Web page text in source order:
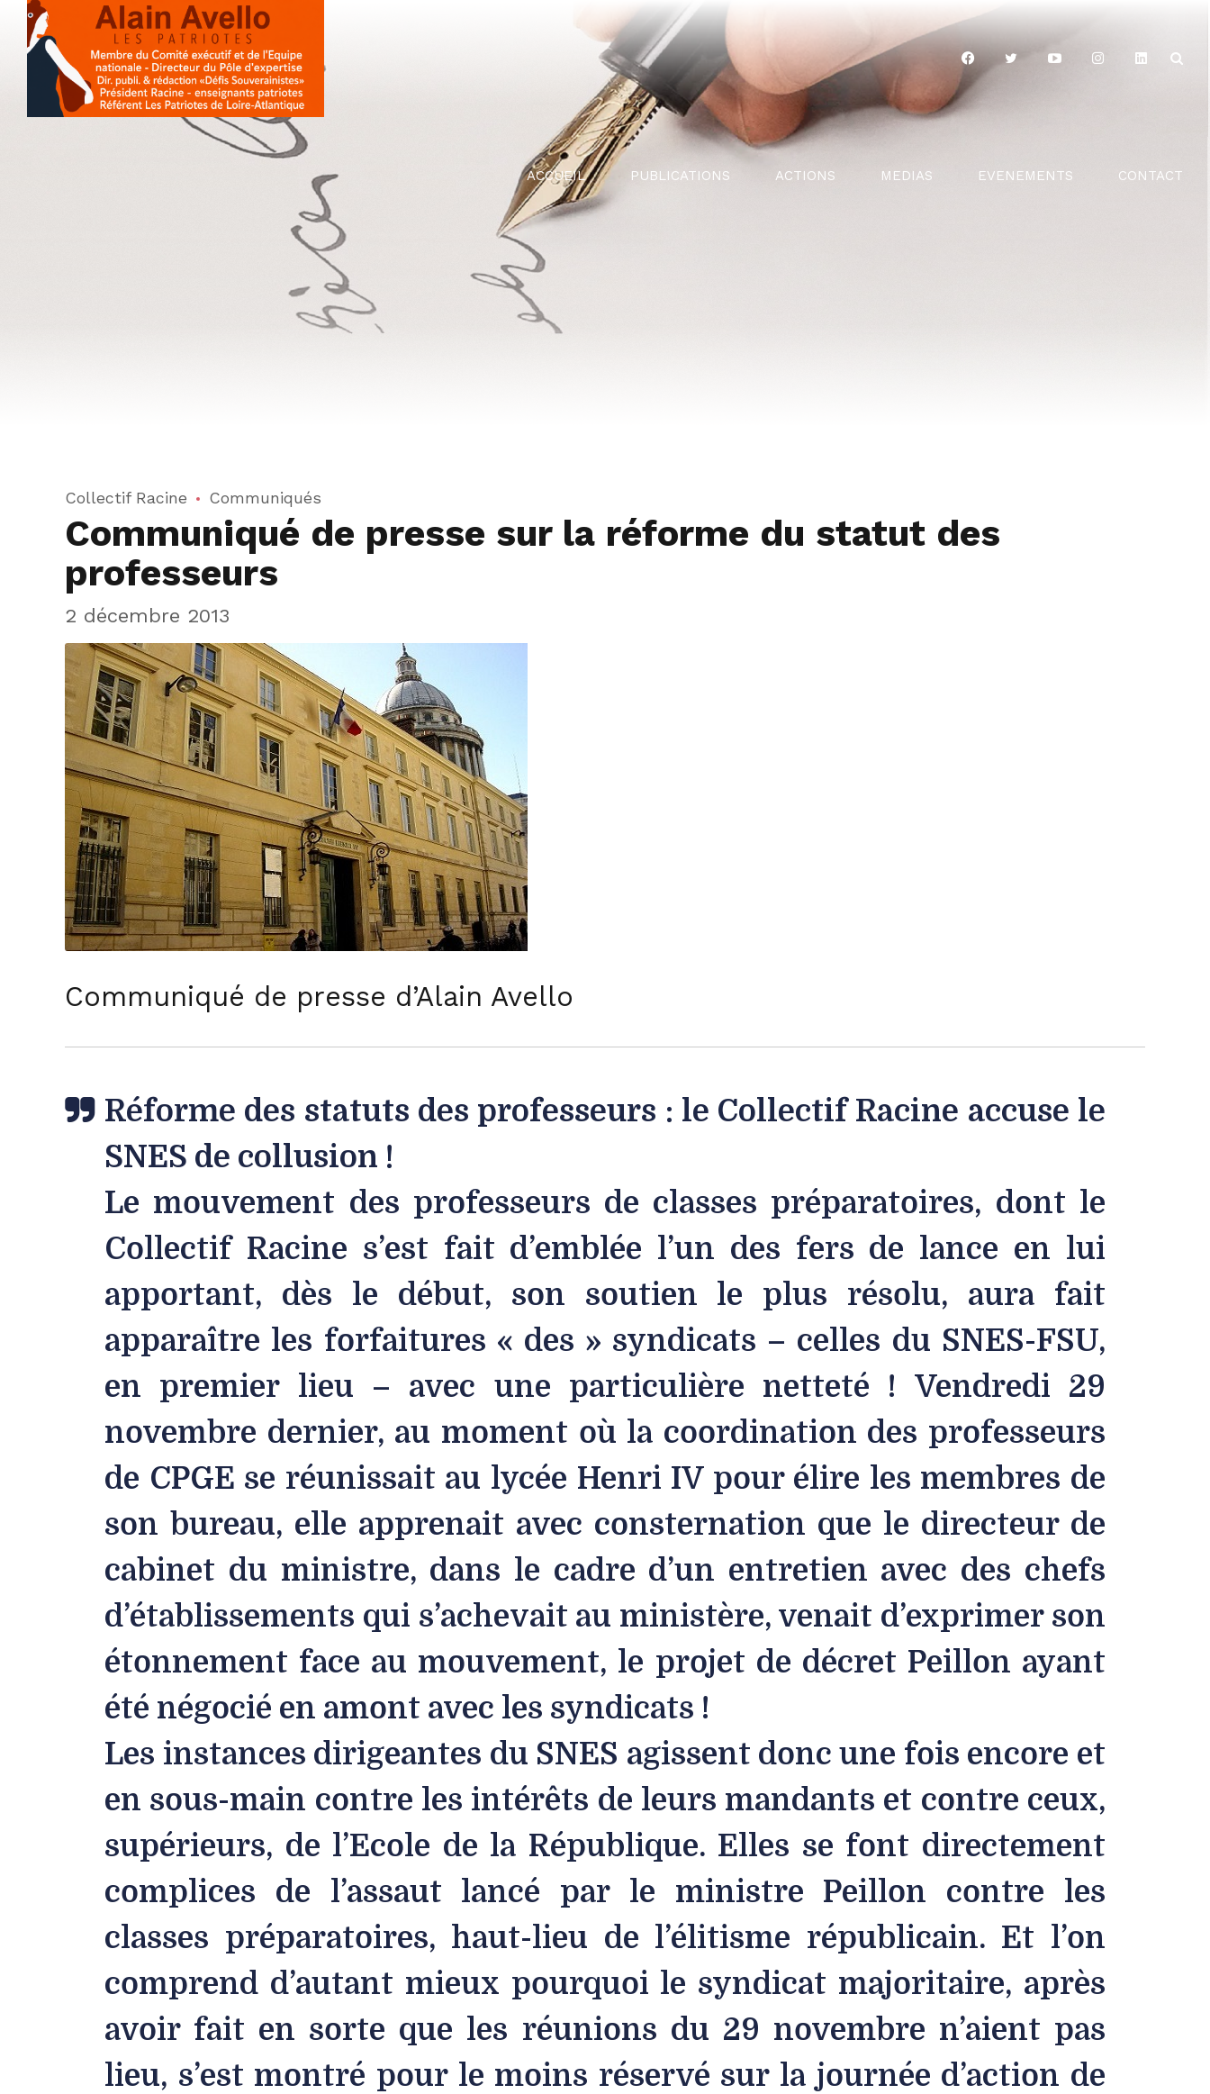
ACCUEIL PUBLICATIONS ACTIONS MEDIAS EVENEMENTS CONTACT
Collectif Racine Communiqués
Communiqué de presse sur la réforme du statut des
professeurs
2 décembre 2013
Communiqué de presse d’Alain Avello
Réforme des statuts des professeurs : le Collectif Racine accuse le
SNES de collusion !
Le mouvement des professeurs de classes préparatoires, dont le
Collectif Racine s’est fait d’emblée l’un des fers de lance en lui
apportant, dès le début, son soutien le plus résolu, aura fait
apparaître les forfaitures « des » syndicats – celles du SNES-FSU,
en premier lieu – avec une particulière netteté ! Vendredi 29
novembre dernier, au moment où la coordination des professeurs
de CPGE se réunissait au lycée Henri IV pour élire les membres de
son bureau, elle apprenait avec consternation que le directeur de
cabinet du ministre, dans le cadre d’un entretien avec des chefs
d’établissements qui s’achevait au ministère, venait d’exprimer son
étonnement face au mouvement, le projet de décret Peillon ayant
été négocié en amont avec les syndicats !
Les instances dirigeantes du SNES agissent donc une fois encore et
en sous-main contre les intérêts de leurs mandants et contre ceux,
supérieurs, de l’Ecole de la République. Elles se font directement
complices de l’assaut lancé par le ministre Peillon contre les
classes préparatoires, haut-lieu de l’élitisme républicain. Et l’on
comprend d’autant mieux pourquoi le syndicat majoritaire, après
avoir fait en sorte que les réunions du 29 novembre n’aient pas
lieu, s’est montré pour le moins réservé sur la journée d’action de